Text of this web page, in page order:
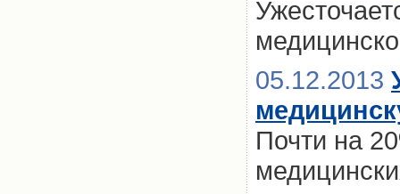
05.12.2013
Почти на